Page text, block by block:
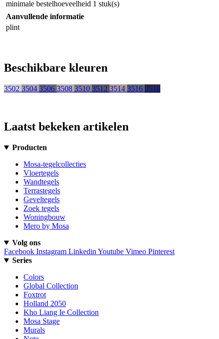
minimale bestelhoeveelheid 1 stuk(s)
Aanvullende informatie
plint
Beschikbare kleuren
3502 3504 3506 3508 3510 3512 3514 3516 3518
Laatst bekeken artikelen
Producten
Mosa-tegelcollecties
Vloertegels
Wandtegels
Terrastegels
Geveltegels
Zoek tegels
Woningbouw
Mero by Mosa
Volg ons
Facebook Instagram Linkedin Youtube Vimeo Pinterest
Series
Colors
Global Collection
Foxtrot
Holland 2050
Kho Liang Ie Collection
Mosa Stage
Murals